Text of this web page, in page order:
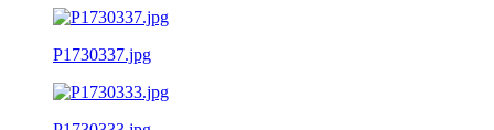
P1730337.jpg